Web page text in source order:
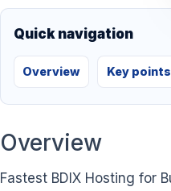
Quick navigation
Overview Key points
Overview
Fastest BDIX Hosting for